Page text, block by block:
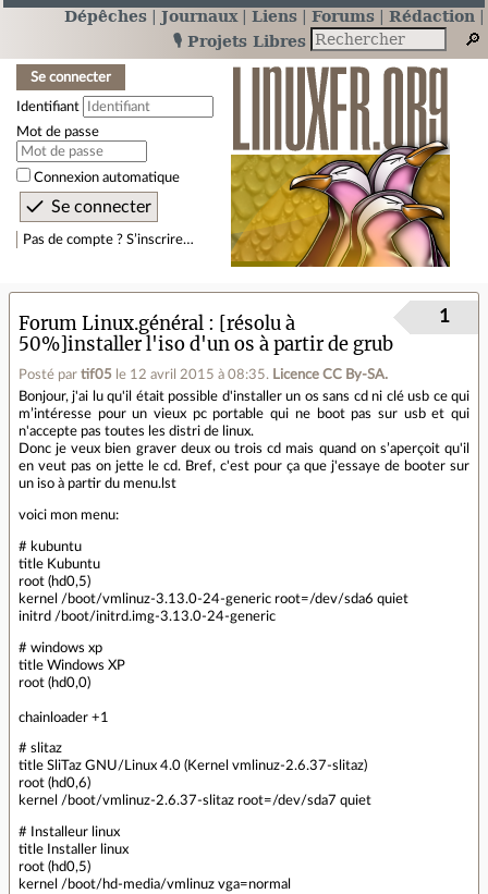
Dépêches Journaux Liens Forums
Rédaction
🎙️ Projets Libres
Se connecter
Identifiant
Mot de passe
Connexion automatique
Pas de compte ? S’inscrire…
Forum Linux.général
[résolu à
50%]installer l'iso d'un os à partir de grub
Posté par tif05 le 12 avril 2015 à 08:35. Licence CC By‑SA.
1
Bonjour, j'ai lu qu'il était possible d'installer un os sans cd ni clé usb ce qui
m’intéresse pour un vieux pc portable qui ne boot pas sur usb et qui
n'accepte pas toutes les distri de linux.
Donc je veux bien graver deux ou trois cd mais quand on s’aperçoit qu'il
en veut pas on jette le cd. Bref, c'est pour ça que j'essaye de booter sur
un iso à partir du menu.lst
voici mon menu:
# kubuntu
title Kubuntu
root (hd0,5)
kernel /boot/vmlinuz-3.13.0-24-generic root=/dev/sda6 quiet
initrd /boot/initrd.img-3.13.0-24-generic
# windows xp
title Windows XP
root (hd0,0)
chainloader +1
# slitaz
title SliTaz GNU/Linux 4.0 (Kernel vmlinuz-2.6.37-slitaz)
root (hd0,6)
kernel /boot/vmlinuz-2.6.37-slitaz root=/dev/sda7 quiet
# Installeur linux
title Installer linux
root (hd0,5)
kernel /boot/hd-media/vmlinuz vga=normal